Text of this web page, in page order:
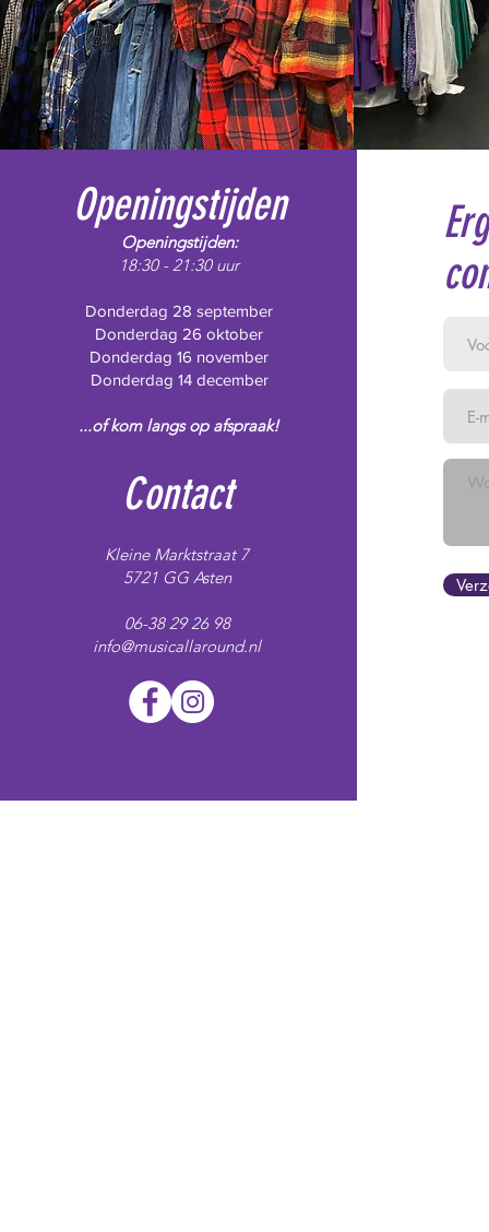
Openingstijden
Openingstijden:
18:30 - 21:30 uur
Donderdag 28 september
Donderdag 26 oktober
Donderdag 16 november
Donderdag 14 december
...of kom langs op afspraak!
Contact
Kleine Marktstraat 7
5721 GG Asten
06-38 29 26 98
info@musicallaround.nl